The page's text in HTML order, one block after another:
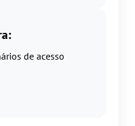
de acesso